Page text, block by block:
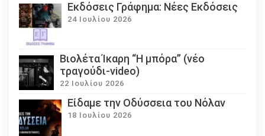
Εκδόσεις Γράφημα: Νέες Εκδόσεις
24 Ιουλίου 2026
Βιολέτα Ίκαρη “Η μπόρα” (νέο
τραγούδι-video)
22 Ιουλίου 2026
Eίδαμε την Οδύσσεια του Νόλαν
18 Ιουλίου 2026